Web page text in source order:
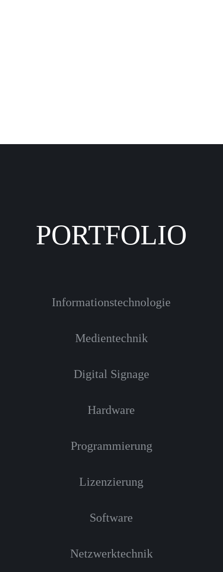
PORTFOLIO
Informationstechnologie
Medientechnik
Digital Signage
Hardware
Programmierung
Lizenzierung
Software
Netzwerktechnik